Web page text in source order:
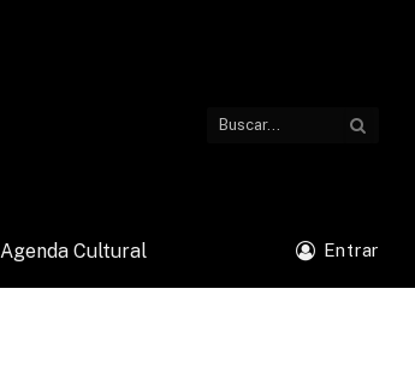
Agenda Cultural Entrar